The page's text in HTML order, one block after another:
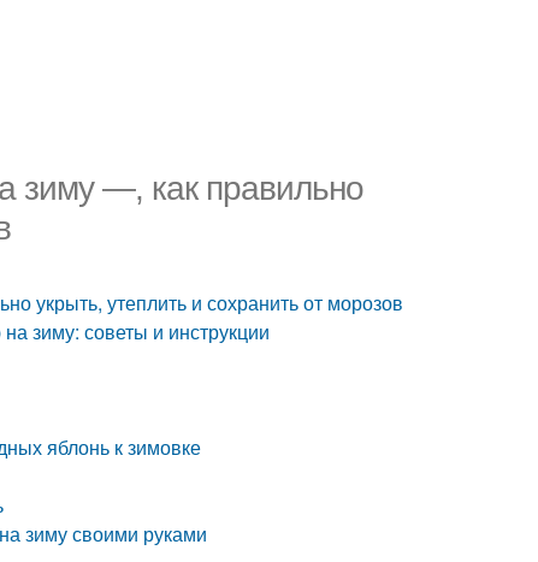
зиму —, как правильно
укрыть, утеплить и сохранить от морозов
зиму: советы и инструкции
яблонь к зимовке
зиму своими руками